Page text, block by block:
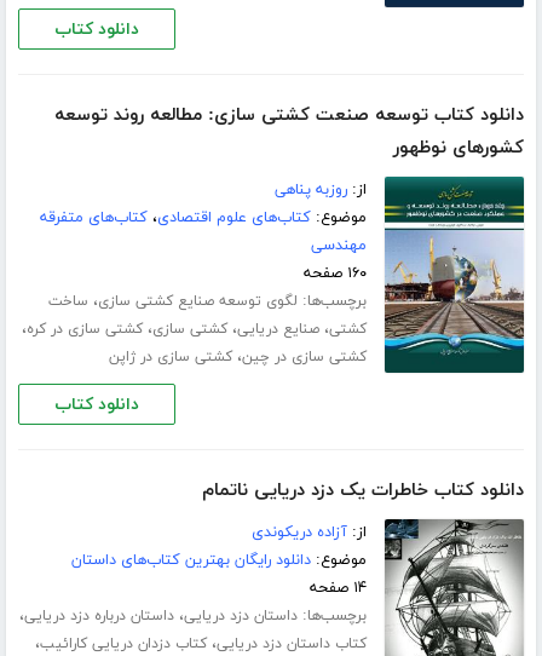
دانلود کتاب
دانلود کتاب توسعه صنعت کشتی سازی: مطالعه روند توسعه
کشورهای نوظهور
از:روزبه پناهی
موضوع:کتاب‌های علوم اقتصادی،کتاب‌های متفرقه
مهندسی
۱۶۰ صفحه
برچسب‌ها: لگوی توسعه صنایع کشتی‏ سازی، ساخت
کشتی،صنایع دریایی،کشتی سازی،کشتی سازی در کره،
کشتی سازی در چین،کشتی سازی در ژاپن
دانلود کتاب
دانلود کتاب خاطرات یک دزد دریایی ناتمام
از:آزاده دریکوندی
موضوع:دانلود رایگان بهترین کتاب‌های داستان
۱۴ صفحه
برچسب‌ها:داستان دزد دریایی،داستان درباره دزد دریایی،
کتاب داستان دزد دریایی،کتاب دزدان دریایی کارائیب،